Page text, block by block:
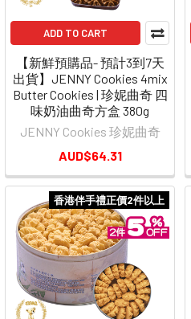
ADD TO CART
【新鮮預購品- 預計3到7天
出貨】JENNY Cookies 4mix
Butter Cookies | 珍妮曲奇 四
味奶油曲奇方盒 380g
JENNY Cookies 珍妮曲奇
AUD$64.31
香港伴手禮正價2件以上